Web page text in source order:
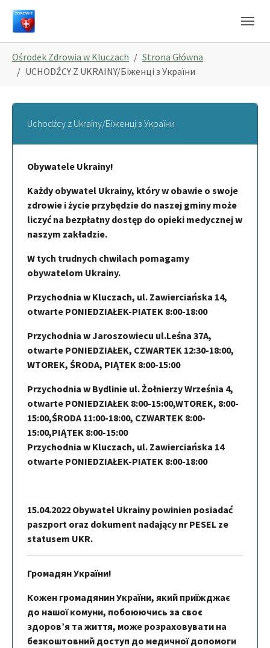
Skip to main navigation
Skip to main content
Skip to page footer
Ośrodek Zdrowia w Kluczach
Strona Główna
UCHODŹCY Z UKRAINY/Біженці з України
Uchodźcy z Ukrainy/Біженці з України
Obywatele Ukrainy!
Każdy obywatel Ukrainy, który w obawie o swoje
zdrowie i życie przybędzie do naszej gminy może
liczyć na bezpłatny dostęp do opieki medycznej w
naszym zakładzie.
W tych trudnych chwilach pomagamy
obywatelom Ukrainy.
Przychodnia w Kluczach, ul. Zawierciańska 14,
otwarte PONIEDZIAŁEK-PIATEK 8:00-18:00
Przychodnia w Jaroszowiecu ul.Leśna 37A,
otwarte PONIEDZIAŁEK, CZWARTEK 12:30-18:00,
WTOREK, ŚRODA, PIĄTEK 8:00-15:00
Przychodnia w Bydlinie ul. Żołnierzy Września 4,
otwarte PONIEDZIAŁEK 8:00-15:00,WTOREK, 8:00-
15:00,ŚRODA 11:00-18:00, CZWARTEK 8:00-
15:00,PIĄTEK 8:00-15:00
Przychodnia w Kluczach, ul. Zawierciańska 14
otwarte PONIEDZIAŁEK-PIATEK 8:00-18:00
15.04.2022 Obywatel Ukrainy powinien posiadać
paszport oraz dokument nadający nr PESEL ze
statusem UKR.
Громадян України!
Кожен громадянин України, який приїжджає
до нашої комуни, побоюючись за своє
здоров’я та життя, може розраховувати на
безкоштовний доступ до медичної допомоги